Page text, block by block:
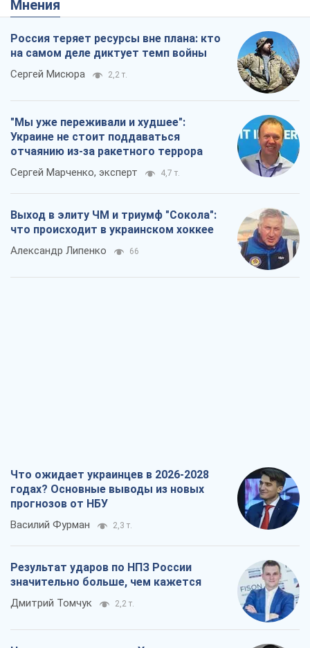
Мнения
Россия теряет ресурсы вне плана: кто
на самом деле диктует темп войны
Сергей Мисюра 2,2 т.
"Мы уже переживали и худшее":
Украине не стоит поддаваться
отчаянию из-за ракетного террора
Сергей Марченко, эксперт 4,7 т.
Выход в элиту ЧМ и триумф "Сокола":
что происходит в украинском хоккее
Александр Липенко 66
Что ожидает украинцев в 2026-2028
годах? Основные выводы из новых
прогнозов от НБУ
Василий Фурман 2,3 т.
Результат ударов по НПЗ России
значительно больше, чем кажется
Дмитрий Томчук 2,2 т.